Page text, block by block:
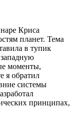
Криса
планет. Тема
в тупик
моменты,
я обратил
системы
принципах,